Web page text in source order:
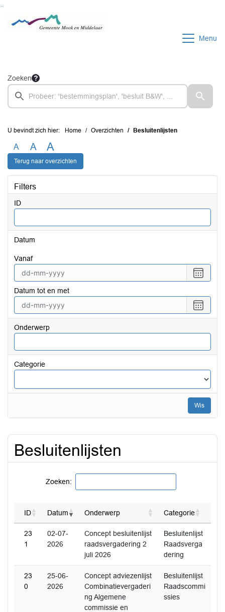
Menu
Zoeken
U bevindt zich hier: Home Overzichten Besluitenlijsten
A A A
Terug naar overzichten
Filters
ID
Datum
vanaf
een
vanaf
Datum tot en met
een
tot
met
Onderwerp
Categorie
Wis
Besluitenlijsten
Zoeken:
ID Datum Onderwerp Categorie
23
1
02-07-
2026
Concept besluitenlijst
raadsvergadering 2
juli 2026
Besluitenlijst
Raadsverga
dering
23
0
25-06-
2026
Concept adviezenlijst
Combinatievergaderi
ng Algemene
commissie en
Besluitenlijst
Raadscommi
ssies